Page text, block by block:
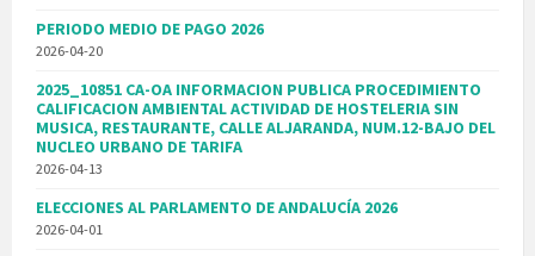
PERIODO MEDIO DE PAGO 2026
2026-04-20
2025_10851 CA-OA INFORMACION PUBLICA PROCEDIMIENTO
CALIFICACION AMBIENTAL ACTIVIDAD DE HOSTELERIA SIN
MUSICA, RESTAURANTE, CALLE ALJARANDA, NUM.12-BAJO DEL
NUCLEO URBANO DE TARIFA
2026-04-13
ELECCIONES AL PARLAMENTO DE ANDALUCÍA 2026
2026-04-01